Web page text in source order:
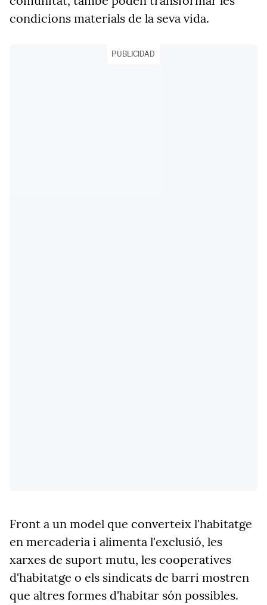
condicions materials de la seva vida.
PUBLICIDAD
Front a un model que converteix l'habitatge
en mercaderia i alimenta l'exclusió, les
xarxes de suport mutu, les cooperatives
d'habitatge o els sindicats de barri mostren
que altres formes d'habitar són possibles.